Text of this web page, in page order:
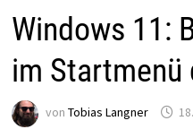
Windows 11:
im Startmenü
von Tobias Langner